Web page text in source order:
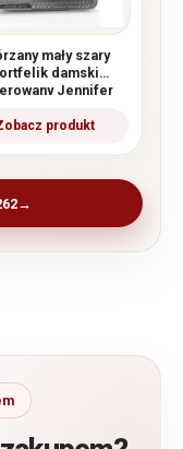
mały szary
damski
Jennifer